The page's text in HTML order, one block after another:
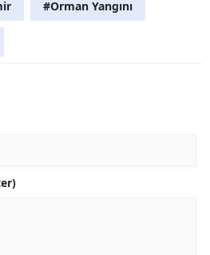
#Orman Yangını